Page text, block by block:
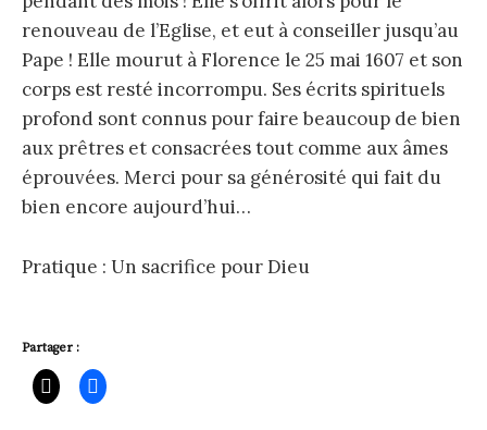
renouveau de l’Eglise, et eut à conseiller jusqu’au
Pape ! Elle mourut à Florence le 25 mai 1607 et son
corps est resté incorrompu. Ses écrits spirituels
profond sont connus pour faire beaucoup de bien
aux prêtres et consacrées tout comme aux âmes
éprouvées. Merci pour sa générosité qui fait du
bien encore aujourd’hui…
Pratique : Un sacrifice pour Dieu
Partager :